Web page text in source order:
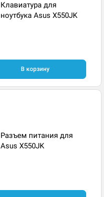
Клавиатура для
ноутбука Asus X550JK
В корзину
Разъем питания для
Asus X550JK